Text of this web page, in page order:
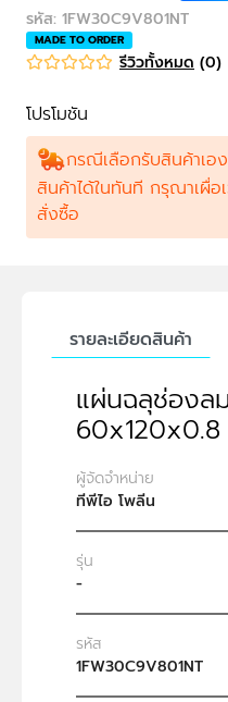
รหัส: 1FW30C9V801NT
MADE TO ORDER
รีวิวทั้งหมด (0)
โปรโมชัน
กรณีเลือกรับสินค้าเอง
สินค้าได้ในทันที กรุณาเผื่อ
สั่งซื้อ
รายละเอียดสินค้า
แผ่นฉลุช่องล
ผู้จัดจำหน่าย
ทีพีไอ โพลีน
รุ่น
-
รหัส
1FW30C9V801NT